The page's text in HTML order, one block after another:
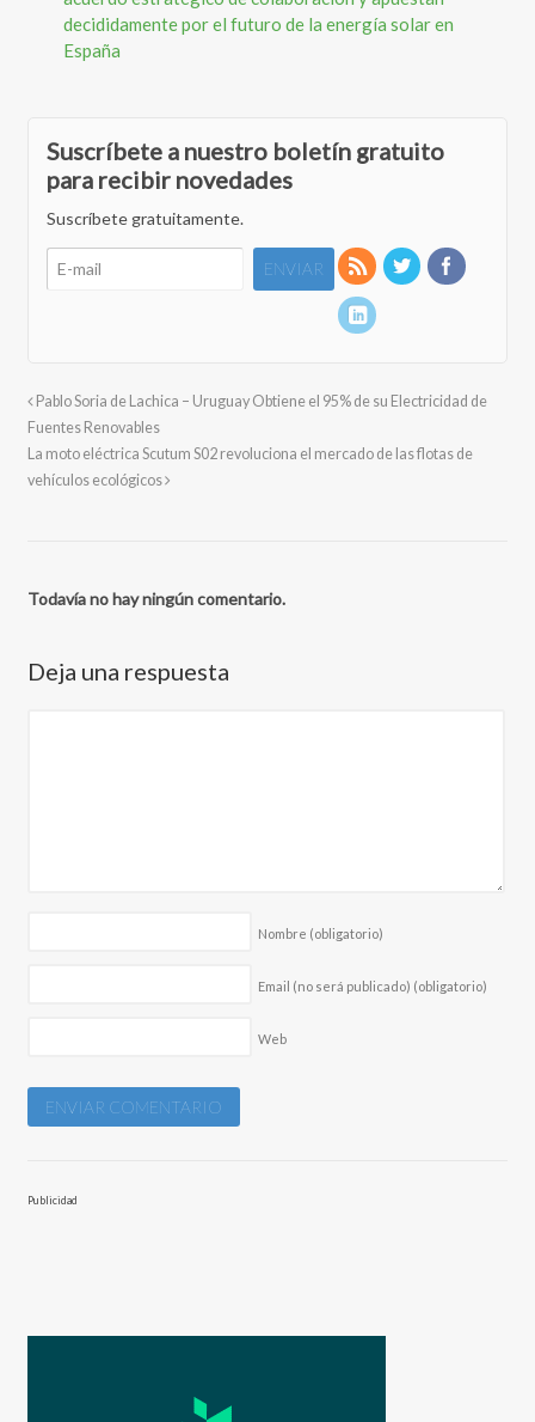
decididamente por el futuro de la energía solar en
España
Suscríbete a nuestro boletín gratuito
para recibir novedades
Suscríbete gratuitamente.
Pablo Soria de Lachica – Uruguay Obtiene el 95% de su Electricidad de
Fuentes Renovables
La moto eléctrica Scutum S02 revoluciona el mercado de las flotas de
vehículos ecológicos
Todavía no hay ningún comentario.
Deja una respuesta
Nombre (obligatorio)
Email (no será publicado) (obligatorio)
Web
Publicidad